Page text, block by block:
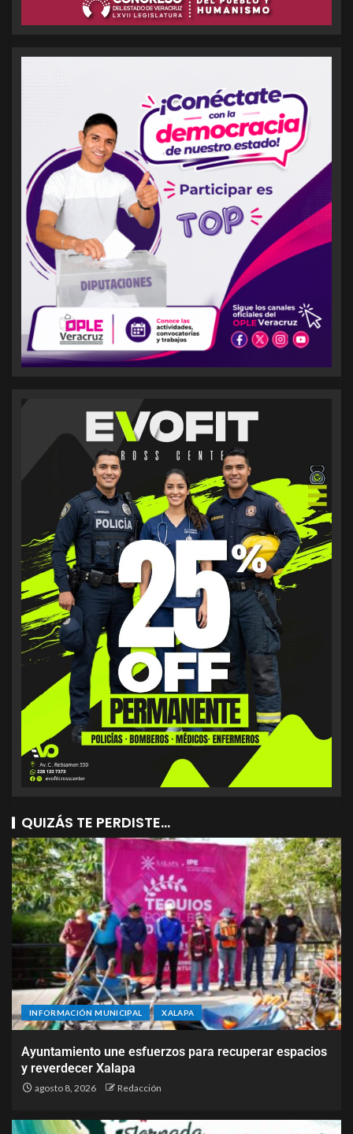
QUIZÁS TE PERDISTE...
INFORMACIÓN MUNICIPAL XALAPA
Ayuntamiento une esfuerzos para recuperar espacios
y reverdecer Xalapa
agosto 8, 2026 Redacción